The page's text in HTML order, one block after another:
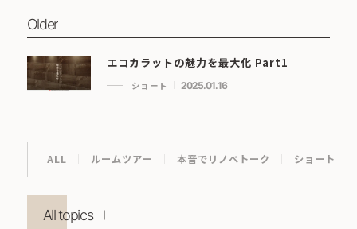
Older
エコカラットの魅力を最大化 Part1
ショート 2025.01.16
ALL ルームツアー 本音でリノベトーク ショート
All topics